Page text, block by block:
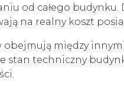
od całego
na realny koszt
między
stan techniczny